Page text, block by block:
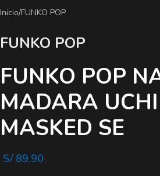
Inicio/FUNKO POP
FUNKO POP
FUNKO POP
MADARA
MASKED SE
S/89.90